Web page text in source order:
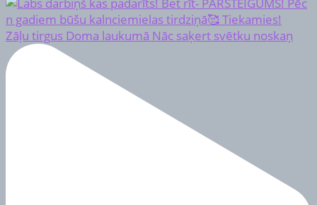
Zāļu tirgus Doma laukumā Nāc saķert svētku noskaņ